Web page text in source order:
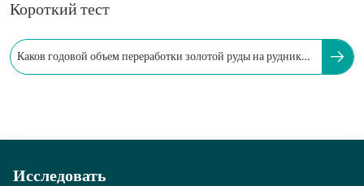
Короткий тест
Каков годовой объем переработки золотой руды на рудниках
Исследовать